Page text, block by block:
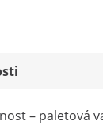
– paletová